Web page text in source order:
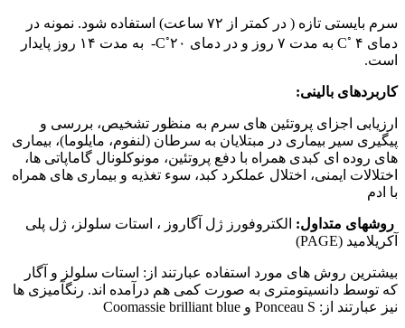
سرم بایستی تازه ( در کمتر از ۷۲ ساعت) استفاده شود. نمونه در
دمای C
◦ ۴ به مدت ۷ روز و در دمای C ◦
۲۰- به مدت ۱۴ روز پایدار
است.
کاربردهای بالینی:
ارزیابی اجزای پروتئین های سرم به منظور تشخیص، بررسی و
پیگیری سیر بیماری در مبتلایان به سرطان (لنفوم، مایلوما)، بیماری
های روده ای کبدی همراه با دفع پروتئین، مونوکلونال گاماپاتی ها،
اختلالات ایمنی، اختلال عملکرد کبد، سوء تغذیه و بیماری های همراه
با ادم
روشهای متداول: الکتروفورز ژل آگاروز ، استات سلولز، ژل پلی
آکریلامید (PAGE)
بیشترین روش ‏های مورد استفاده عبارتند از: استات سلولز و آگار
که توسط دانسیتومتری به صورت کمی هم درآمده ‏اند. رنگ‏آمیزی ‏ها
نیز عبارتند از: Ponceau S و Coomassie brilliant blue